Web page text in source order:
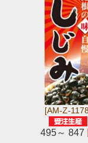
[AM-Z-
495～ 847